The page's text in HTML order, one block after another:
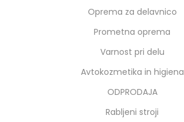
Oprema za delavnico
Prometna oprema
Varnost pri delu
Avtokozmetika in higiena
ODPRODAJA
Rabljeni stroji